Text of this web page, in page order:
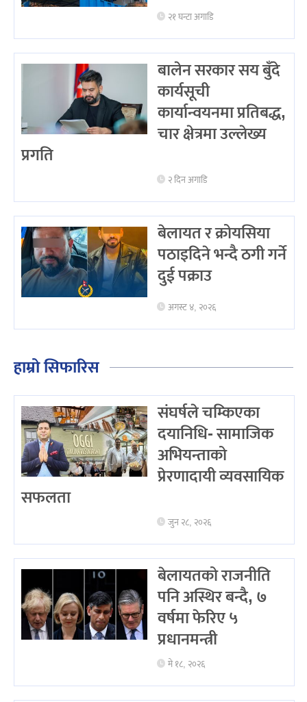
२१ घन्टा अगाडि
बालेन सरकार सय बुँदे
कार्यसूची
कार्यान्वयनमा प्रतिबद्ध,
चार क्षेत्रमा उल्लेख्य
प्रगति
२ दिन अगाडि
बेलायत र क्रोयसिया
पठाइदिने भन्दै ठगी गर्ने
दुई पक्राउ
अगस्ट ४, २०२६
हाम्रो सिफारिस
संघर्षले चम्किएका
दयानिधि- सामाजिक
अभियन्ताको
प्रेरणादायी व्यवसायिक
सफलता
जुन २८, २०२६
बेलायतको राजनीति
पनि अस्थिर बन्दै, ७
वर्षमा फेरिए ५
प्रधानमन्त्री
मे १८, २०२६